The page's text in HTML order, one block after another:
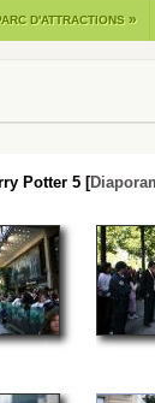
D'ATTRACTIONS »
Potter 5 [